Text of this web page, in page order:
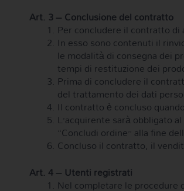
Art. 3 – Conclusione del contratto
Per concludere il contratto
In esso sono contenuti il
le modalità di consegna dei
tempi di restituzione dei
Prima di concludere il
del trattamento dei dati
Il contratto è concluso
L’acquirente sarà obbligato
“Concludi ordine” alla fine
Concluso il contratto, il
Art. 4 – Utenti registrati
Nel completare le procedure